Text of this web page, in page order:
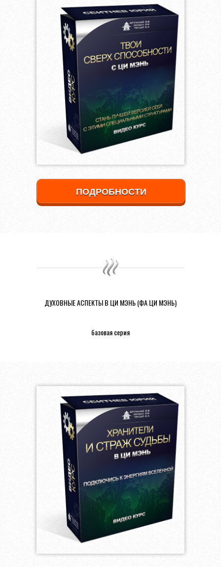
ПОДРОБНОСТИ
ДУХОВНЫЕ АСПЕКТЫ В ЦИ МЭНЬ (ФА ЦИ МЭНЬ)
базовая серия